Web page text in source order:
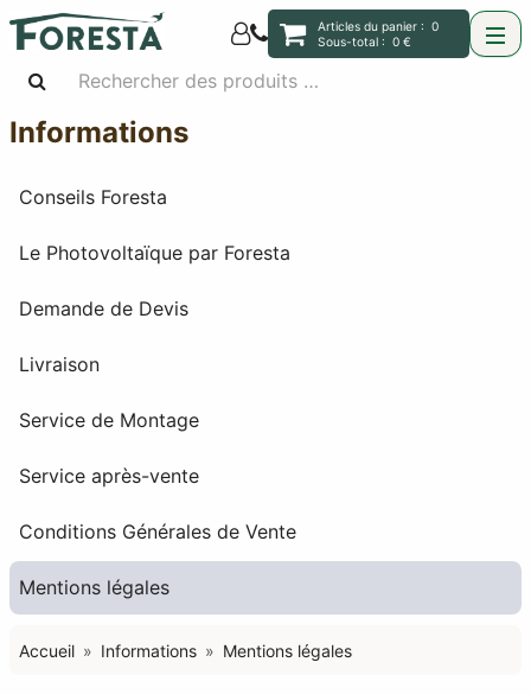
Articles du panier :0
Sous-total :0 €
Informations
Conseils Foresta
Le Photovoltaïque par Foresta
Demande de Devis
Livraison
Service de Montage
Service après-vente
Conditions Générales de Vente
Mentions légales
Accueil Informations Mentions légales